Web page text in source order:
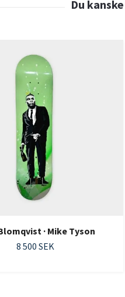
· Mike Tyson
8 500 SEK